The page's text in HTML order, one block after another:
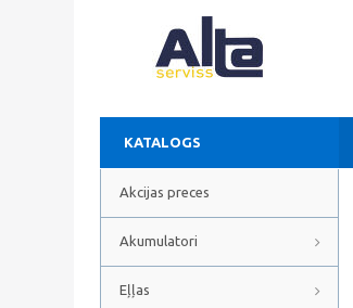
KATALOGS
Akcijas preces
Akumulatori
Eļļas